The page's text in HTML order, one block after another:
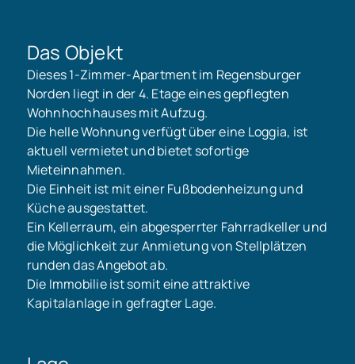
Das Objekt
Dieses 1-Zimmer-Apartment im Regensburger
Norden liegt in der 4. Etage eines gepflegten
Wohnhochhauses mit Aufzug.
Die helle Wohnung verfügt über eine Loggia, ist
aktuell vermietet und bietet sofortige
Mieteinnahmen.
Die Einheit ist mit einer Fußbodenheizung und
Küche ausgestattet.
Ein Kellerraum, ein abgesperrter Fahrradkeller und
die Möglichkeit zur Anmietung von Stellplätzen
runden das Angebot ab.
Die Immobilie ist somit eine attraktive
Kapitalanlage in gefragter Lage.